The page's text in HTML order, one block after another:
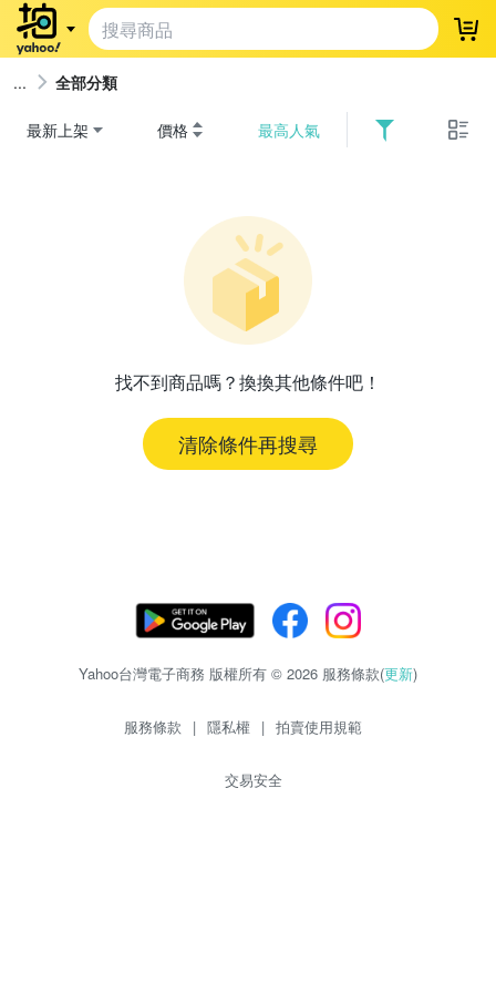
登
全部分類
最新上架 價格 最高人氣
找不到商品嗎？換換其他條件吧！
清除條件再搜尋
Yahoo台灣電子商務 版權所有 © 2026 服務條款(更新)
服務條款 | 隱私權 | 拍賣使用規範
交易安全